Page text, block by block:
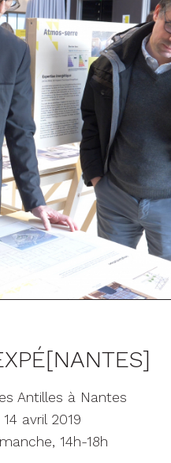
Antilles à Nantes
avril 2019
14h-18h